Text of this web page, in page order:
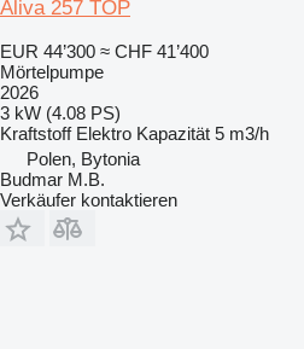
Aliva 257 TOP
EUR 44’300 ≈ CHF 41’400
Mörtelpumpe
2026
3 kW (4.08 PS)
Kraftstoff Elektro Kapazität 5 m3/h
Polen, Bytonia
Budmar M.B.
Verkäufer kontaktieren